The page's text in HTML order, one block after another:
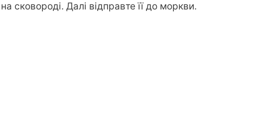
сковороді. Далі відправте її до моркви.